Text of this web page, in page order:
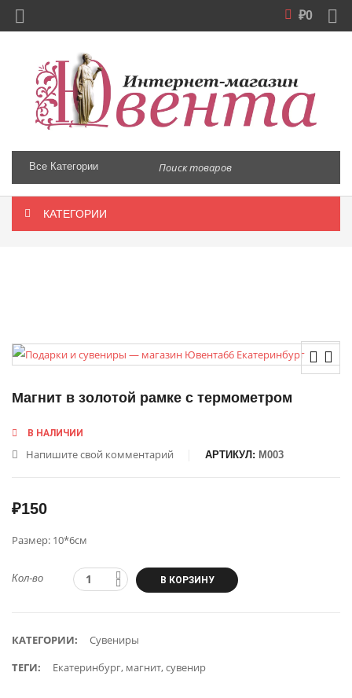
₽0
КАТЕГОРИИ
Магнит в золотой рамке с термометром
В НАЛИЧИИ
Напишите свой комментарий АРТИКУЛ: М003
₽150
Размер: 10*6см
Кол-во В КОРЗИНУ
КАТЕГОРИИ:
Сувениры
ТЕГИ:
Екатеринбург, магнит,сувенир